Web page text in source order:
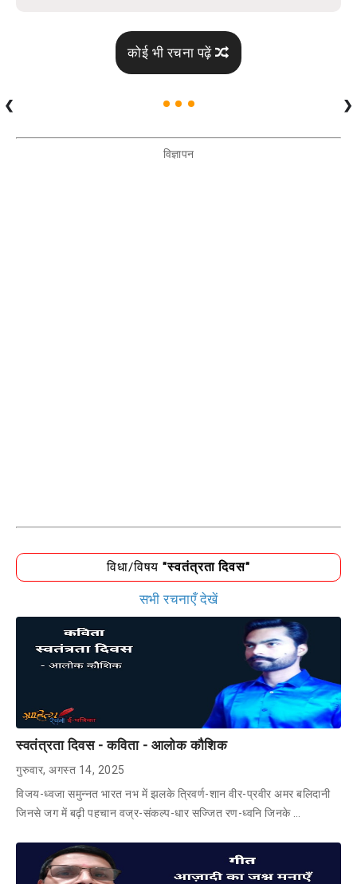
कोई भी रचना पढ़ें
❮ ❯
विज्ञापन
विधा/विषय"स्वतंत्रता दिवस"
सभी रचनाएँ देखें
स्वतंत्रता दिवस - कविता - आलोक कौशिक
गुरुवार, अगस्त 14, 2025
विजय-ध्वजा समुन्नत भारत नभ में झलके त्रिवर्ण-शान वीर-प्रवीर अमर बलिदानी
जिनसे जग में बढ़ी पहचान वज्र-संकल्प-धार सज्जित रण-ध्वनि जिनके …